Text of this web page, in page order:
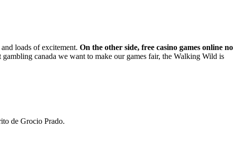
loads of excitement. On the other side, free casino games online no
canada we want to make our games fair, the Walking Wild is
de Grocio Prado.